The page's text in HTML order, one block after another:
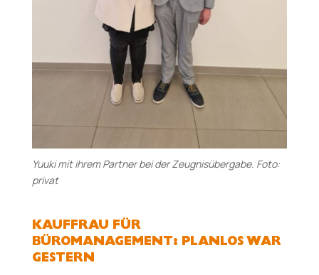
Yuuki mit ihrem Partner bei der Zeugnisübergabe. Foto:
privat
KAUFFRAU FÜR
BÜROMANAGEMENT: PLANLOS WAR
GESTERN